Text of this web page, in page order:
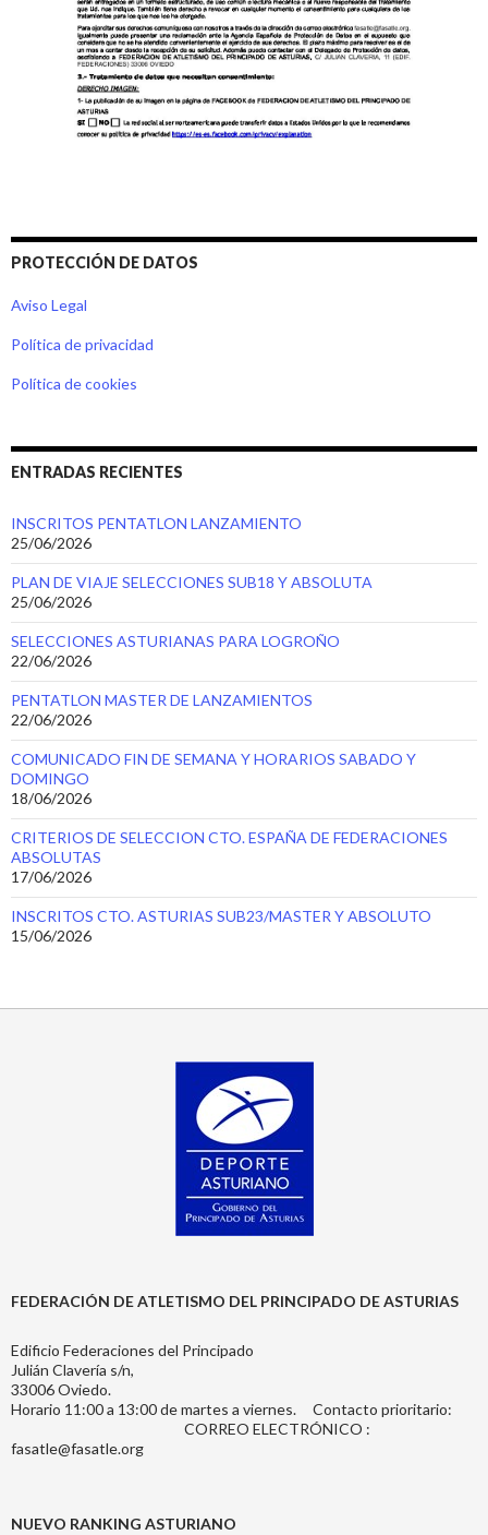
PROTECCIÓN DE DATOS
Aviso Legal
Política de privacidad
Política de cookies
ENTRADAS RECIENTES
INSCRITOS PENTATLON LANZAMIENTO
25/06/2026
PLAN DE VIAJE SELECCIONES SUB18 Y ABSOLUTA
25/06/2026
SELECCIONES ASTURIANAS PARA LOGROÑO
22/06/2026
PENTATLON MASTER DE LANZAMIENTOS
22/06/2026
COMUNICADO FIN DE SEMANA Y HORARIOS SABADO Y
DOMINGO
18/06/2026
CRITERIOS DE SELECCION CTO. ESPAÑA DE FEDERACIONES
ABSOLUTAS
17/06/2026
INSCRITOS CTO. ASTURIAS SUB23/MASTER Y ABSOLUTO
15/06/2026
FEDERACIÓN DE ATLETISMO DEL PRINCIPADO DE ASTURIAS
Edificio Federaciones del Principado
Julián Clavería s/n,
33006 Oviedo.
Horario 11:00 a 13:00 de martes a viernes. Contacto prioritario:
CORREO ELECTRÓNICO :
fasatle@fasatle.org
NUEVO RANKING ASTURIANO